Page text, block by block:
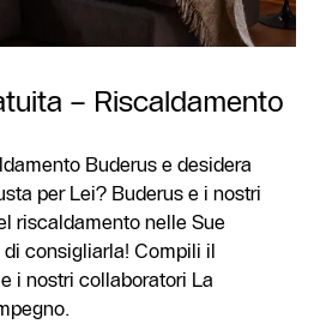
– Riscaldamento
Buderus e desidera
per Lei? Buderus e i nostri
riscaldamento nelle Sue
consigliarla! Compili il
i nostri collaboratori La